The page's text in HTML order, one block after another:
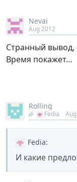
Nevai
Aug 2012
Странный вывод,
Время покажет…
Rolling
Fedia
Fedia:
И какие